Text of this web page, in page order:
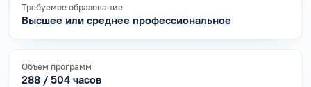
Требуемое образование
Высшее или среднее профессиональное
Объем программ
288 / 504 часов